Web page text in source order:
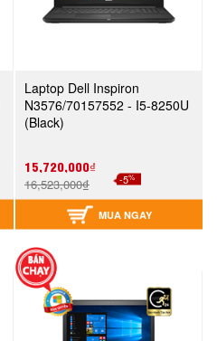
Laptop Dell Inspiron
N3576/70157552 - I5-8250U
(Black)
15,720,000₫
16,523,000₫ -5%
MUA NGAY